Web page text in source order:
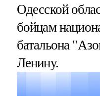
Одесской
бойцам
батальона
Ленину.